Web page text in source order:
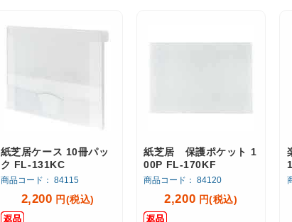
2,200 円(税込)
商品コード： 84115
紙芝居ケース 10冊パッ
ク FL-131KC
2,200 円(税込)
商品コード： 84120
紙芝居 保護ポケット 1
00P FL-170KF